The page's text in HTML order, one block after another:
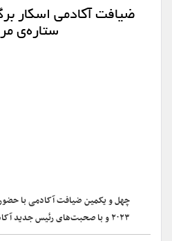
ضیافت آکادمی اسکار
ستاره‌ی
۲۰۲۳ و با صحبت‌های رئیس جدید آکادمی اسکار برگزار شد.